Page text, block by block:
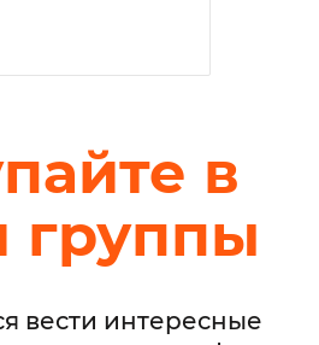
в
группы
вести интересные